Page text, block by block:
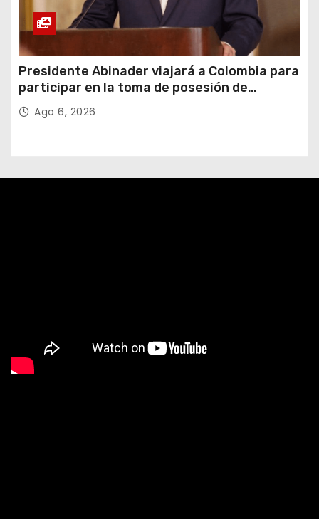
Presidente Abinader viajará a Colombia para
participar en la toma de posesión de
Abelardo de la Espriella
Ago 6, 2026